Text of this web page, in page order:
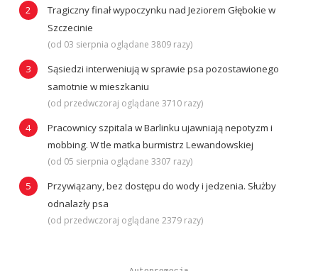
Tragiczny finał wypoczynku nad Jeziorem Głębokie w
Szczecinie
(od 03 sierpnia oglądane 3809 razy)
Sąsiedzi interweniują w sprawie psa pozostawionego
samotnie w mieszkaniu
(od przedwczoraj oglądane 3710 razy)
Pracownicy szpitala w Barlinku ujawniają nepotyzm i
mobbing. W tle matka burmistrz Lewandowskiej
(od 05 sierpnia oglądane 3307 razy)
Przywiązany, bez dostępu do wody i jedzenia. Służby
odnalazły psa
(od przedwczoraj oglądane 2379 razy)